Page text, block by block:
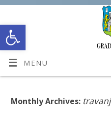
Open toolbar
MENU
Monthly Archives: